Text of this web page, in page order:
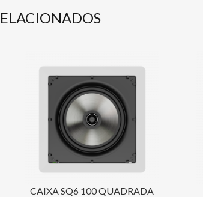
CAIXA SQ6 100 QUADRADA